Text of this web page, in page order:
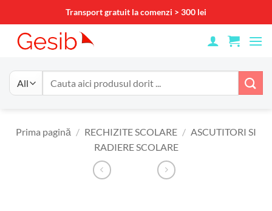
to
content
Transport gratuit la comenzi > 300 lei
Prima pagină / RECHIZITE SCOLARE / ASCUTITORI SI
RADIERE SCOLARE